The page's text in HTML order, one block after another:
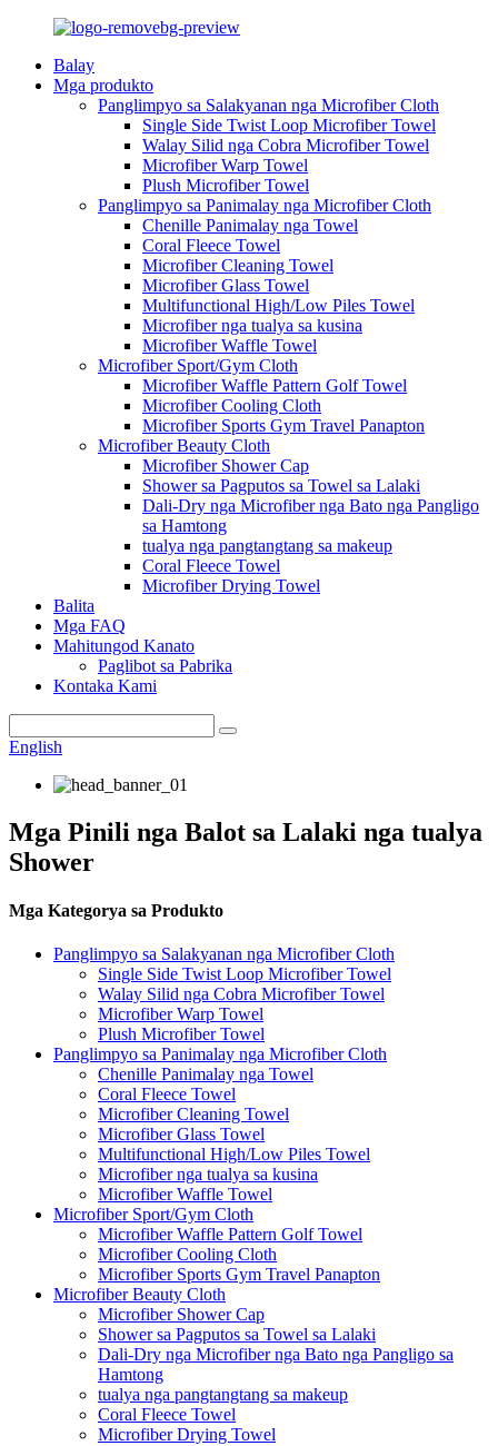
Balay
Mga produkto
Panglimpyo sa Salakyanan nga Microfiber Cloth
Single Side Twist Loop Microfiber Towel
Walay Silid nga Cobra Microfiber Towel
Microfiber Warp Towel
Plush Microfiber Towel
Panglimpyo sa Panimalay nga Microfiber Cloth
Chenille Panimalay nga Towel
Coral Fleece Towel
Microfiber Cleaning Towel
Microfiber Glass Towel
Multifunctional High/Low Piles Towel
Microfiber nga tualya sa kusina
Microfiber Waffle Towel
Microfiber Sport/Gym Cloth
Microfiber Waffle Pattern Golf Towel
Microfiber Cooling Cloth
Microfiber Sports Gym Travel Panapton
Microfiber Beauty Cloth
Microfiber Shower Cap
Shower sa Pagputos sa Towel sa Lalaki
Dali-Dry nga Microfiber nga Bato nga Pangligo
sa Hamtong
tualya nga pangtangtang sa makeup
Coral Fleece Towel
Microfiber Drying Towel
Balita
Mga FAQ
Mahitungod Kanato
Paglibot sa Pabrika
Kontaka Kami
English
Mga Pinili nga Balot sa Lalaki nga tualya
Shower
Mga Kategorya sa Produkto
Panglimpyo sa Salakyanan nga Microfiber Cloth
Single Side Twist Loop Microfiber Towel
Walay Silid nga Cobra Microfiber Towel
Microfiber Warp Towel
Plush Microfiber Towel
Panglimpyo sa Panimalay nga Microfiber Cloth
Chenille Panimalay nga Towel
Coral Fleece Towel
Microfiber Cleaning Towel
Microfiber Glass Towel
Multifunctional High/Low Piles Towel
Microfiber nga tualya sa kusina
Microfiber Waffle Towel
Microfiber Sport/Gym Cloth
Microfiber Waffle Pattern Golf Towel
Microfiber Cooling Cloth
Microfiber Sports Gym Travel Panapton
Microfiber Beauty Cloth
Microfiber Shower Cap
Shower sa Pagputos sa Towel sa Lalaki
Dali-Dry nga Microfiber nga Bato nga Pangligo sa
Hamtong
tualya nga pangtangtang sa makeup
Coral Fleece Towel
Microfiber Drying Towel